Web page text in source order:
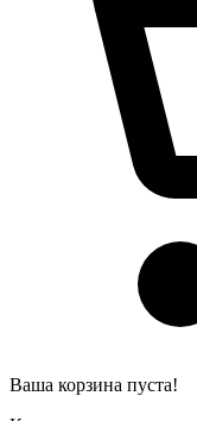
Ваша корзина пуста!